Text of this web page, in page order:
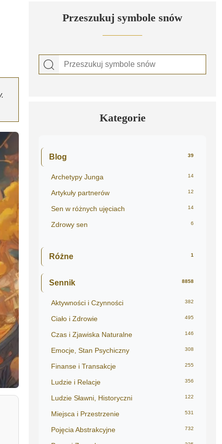
Przeszukuj symbole snów
Kategorie
Blog 39
Archetypy Junga 14
Artykuły partnerów 12
Sen w różnych ujęciach 14
Zdrowy sen 6
Różne 1
Sennik 8858
Aktywności i Czynności 382
Ciało i Zdrowie 495
Czas i Zjawiska Naturalne 146
Emocje, Stan Psychiczny 308
Finanse i Transakcje 255
Ludzie i Relacje 356
Ludzie Sławni, Historyczni 122
Miejsca i Przestrzenie 531
Pojęcia Abstrakcyjne 732